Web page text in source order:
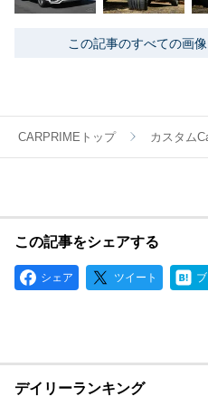
この記事のすべての画
CARPRIMEトップ カスタム
この記事をシェアする
シェア ツイート
デイリーランキング